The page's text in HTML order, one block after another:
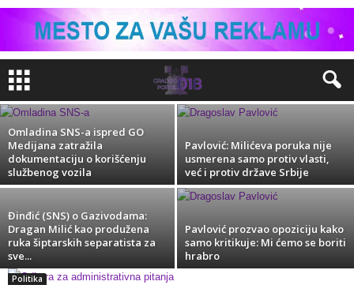
Radulović: Ko iz policije štiti dr Milića da je
mogao godinu i po dana nelegalno da drži
arsenal oružja...
redakcija GP018
Omladina SNS-a ispred GO
Medijana zatražila
dokumentaciju o korišćenju
službenog vozila
Pavlović: Milićeva poruka nije
usmerena samo protiv vlasti,
već i protiv države Srbije
Đinđić (SNS) o Gazivodama:
Dragan Milić kao produžena
ruka šiptarskih separatista za
sve...
Pavlović prozvao opoziciju kako
samo kritikuje: Mi ćemo se boriti
hrabro
Politika